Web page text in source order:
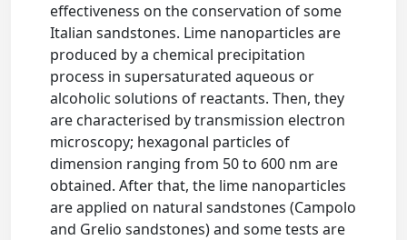
effectiveness on the conservation of some
Italian sandstones. Lime nanoparticles are
produced by a chemical precipitation
process in supersaturated aqueous or
alcoholic solutions of reactants. Then, they
are characterised by transmission electron
microscopy; hexagonal particles of
dimension ranging from 50 to 600 nm are
obtained. After that, the lime nanoparticles
are applied on natural sandstones (Campolo
and Grelio sandstones) and some tests are